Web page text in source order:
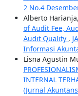
2 No.4
Alberto
of Audit Fee,
Audit Quality ,
Informasi
Lisna Agustin
INTERNAL
(Jurnal